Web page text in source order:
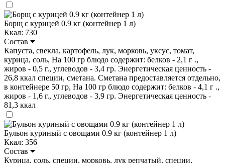
Борщ с курицей 0.9 кг (контейнер 1 л)
Ккал: 730
Состав
Капуста, свекла, картофель, лук, морковь, уксус, томат,
курица, соль, На 100 гр блюдо содержит: белков - 2,1 г .,
жиров - 0,5 г., углеводов - 3,4 гр. Энергетическая ценность -
26,8 ккал специи, сметана. Сметана предоставляется отдельно,
в контейнере 50 гр, На 100 гр блюдо содержит: белков - 4,1 г .,
жиров - 1,6 г., углеводов - 3,9 гр. Энергетическая ценность -
81,3 ккал
Бульон куриный с овощами 0.9 кг (контейнер 1 л)
Ккал: 356
Состав
Курица, соль, специи, морковь, лук репчатый, специи,